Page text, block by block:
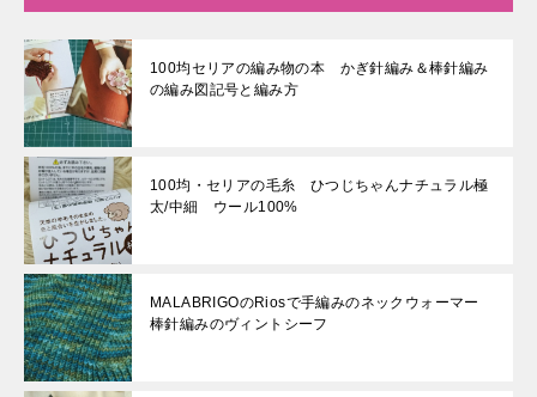
100均セリアの編み物の本 かぎ針編み＆棒針編み
の編み図記号と編み方
100均・セリアの毛糸 ひつじちゃんナチュラル極
太/中細 ウール100%
MALABRIGOのRiosで手編みのネックウォーマー
棒針編みのヴィントシーフ